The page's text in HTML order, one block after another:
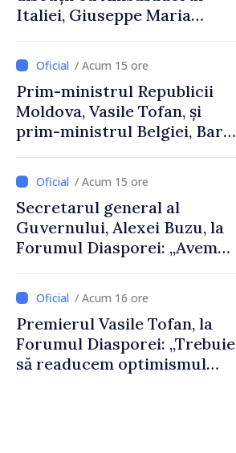
Italiei, Giuseppe Maria
/ Acum 15 ore
Prim-ministrul Republicii
Moldova, Vasile Tofan, și
prim-ministrul Belgiei, Bart
despre parcursul european
al Republicii Moldova.
/ Acum 15 ore
Secretarul general al
Guvernului, Alexei Buzu, la
Forumul Diasporei: „Avem
dumneavoastră pentru a
construi comunități mai
puternice”
/ Acum 16 ore
Premierul Vasile Tofan, la
Forumul Diasporei: „Trebuie
să readucem optimismul